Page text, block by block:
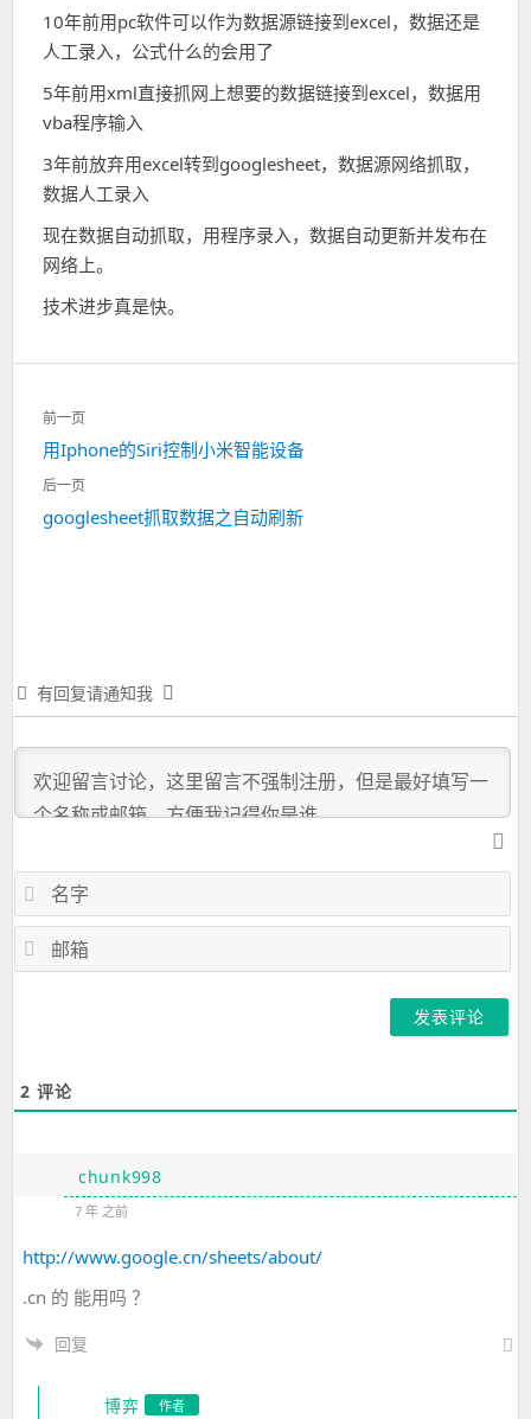
10年前用pc软件可以作为数据源链接到excel，数据还是
人工录入，公式什么的会用了
5年前用xml直接抓网上想要的数据链接到excel，数据用
vba程序输入
3年前放弃用excel转到googlesheet，数据源网络抓取，
数据人工录入
现在数据自动抓取，用程序录入，数据自动更新并发布在
网络上。
技术进步真是快。
文
章
导
航
前一页
上
一
用Iphone的Siri控制小米智能设备
后一页
下
googlesheet抓取数据之自动刷新
有回复请通知我
2 评论
chunk998
7 年 之前
http://www.google.cn/sheets/about/
.cn 的 能用吗 ？
回复
博弈 作者